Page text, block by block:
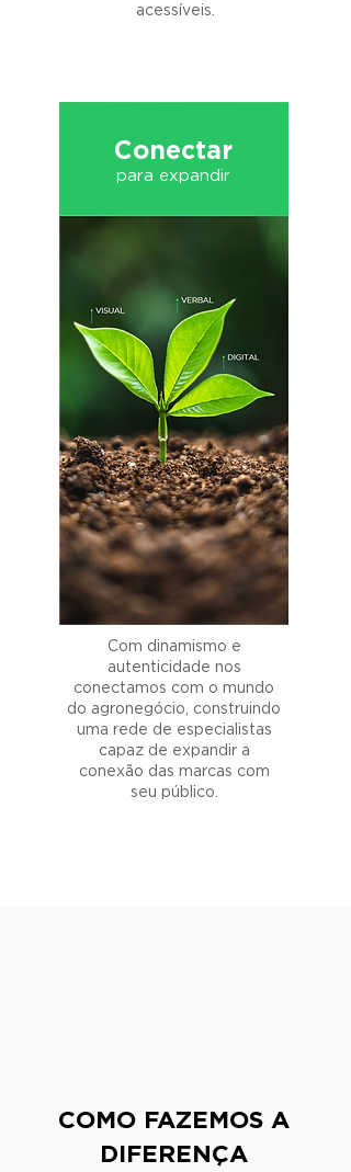
acessíveis.
Com dinamismo e
autenticidade nos
conectamos com o mundo
do agronegócio, construindo
uma rede de especialistas
capaz de expandir a
conexão das marcas com
seu público.
Conectar
para expandir
COMO FAZEMOS A
DIFERENÇA